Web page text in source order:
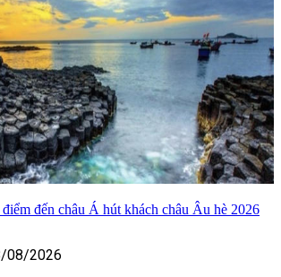
đến châu Á hút khách châu Âu hè 2026
08/2026